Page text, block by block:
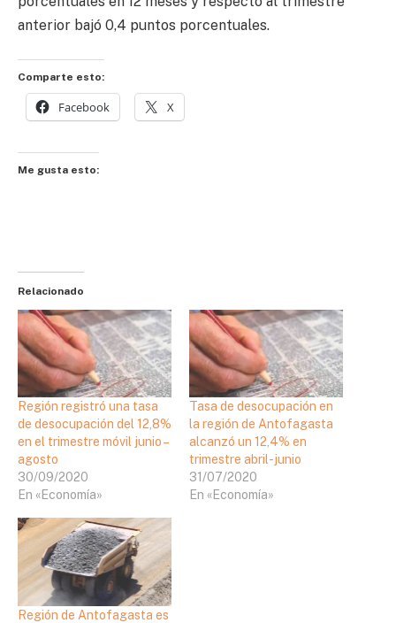
anterior bajó 0,4 puntos porcentuales.
Comparte esto:
Facebook X
Me gusta esto:
Relacionado
Región registró una tasa
de desocupación del 12,8%
en el trimestre móvil junio –
agosto
30/09/2020
En «Economía»
Tasa de desocupación en
la región de Antofagasta
alcanzó un 12,4% en
trimestre abril-junio
31/07/2020
En «Economía»
Región de Antofagasta es